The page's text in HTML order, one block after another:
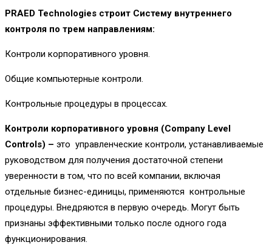
PRAED Technologies строит Систему внутреннего
контроля по трем направлениям:
Контроли корпоративного уровня.
Общие компьютерные контроли.
Контрольные процедуры в процессах.
Контроли корпоративного уровня (Company Level
Controls) – это управленческие контроли, устанавливаемые
руководством для получения достаточной степени
уверенности в том, что по всей компании, включая
отдельные бизнес-единицы, применяются контрольные
процедуры. Внедряются в первую очередь. Могут быть
признаны эффективными только после одного года
функционирования.